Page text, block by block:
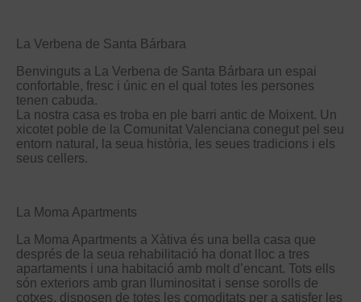
La Verbena de Santa Bárbara
Benvinguts a La Verbena de Santa Bárbara un espai
confortable, fresc i únic en el qual totes les persones
tenen cabuda.
La nostra casa es troba en ple barri antic de Moixent. Un
xicotet poble de la Comunitat Valenciana conegut pel seu
entorn natural, la seua història, les seues tradicions i els
seus cellers.
La Moma Apartments
La Moma Apartments a Xàtiva és una bella casa que
després de la seua rehabilitació ha donat lloc a tres
apartaments i una habitació amb molt d’encant. Tots ells
són exteriors amb gran lluminositat i sense sorolls de
cotxes, disposen de totes les comoditats per a satisfer les